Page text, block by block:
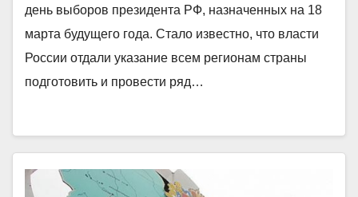
день выборов президента РФ, назначенных на 18
марта будущего года. Стало известно, что власти
России отдали указание всем регионам страны
подготовить и провести ряд…